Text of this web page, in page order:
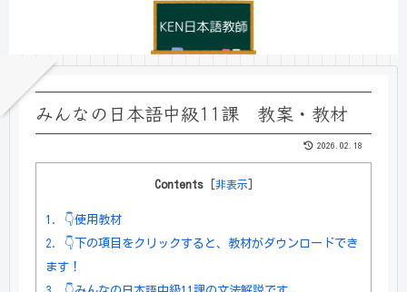
みんなの日本語中級11課 教案・教材
2026.02.18
Contents 非表示
1.
👇使用教材
2.
👇下の項目をクリックすると、教材がダウンロードでき
ます！